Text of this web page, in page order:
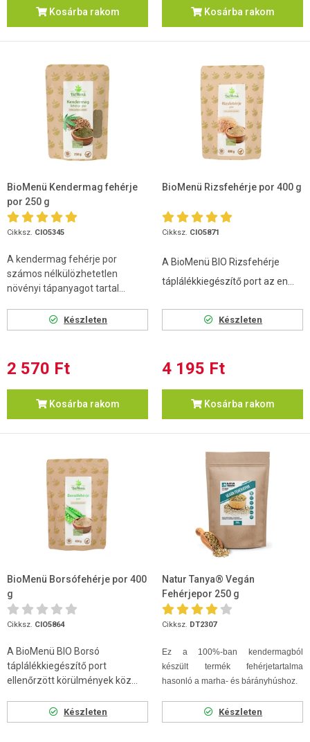
Kosárba rakom Kosárba rakom
BioMenü Kendermag fehérje
por 250 g
Cikksz. CIO5345
A kendermag fehérje por
számos nélkülözhetetlen
növényi tápanyagot tartal...
Készleten
2 570 Ft
Kosárba rakom
BioMenü Rizsfehérje por 400 g
Cikksz. CIO5871
A BioMenü BIO Rizsfehérje
táplálékkiegészítő port az en...
Készleten
4 195 Ft
Kosárba rakom
BioMenü Borsófehérje por 400
g
Cikksz. CIO5864
A BioMenü BIO Borsó
táplálékkiegészítő port
ellenőrzött körülmények köz...
Készleten
Natur Tanya® Vegán
Fehérjepor 250 g
Cikksz. DT2307
Ez a 100%-ban kendermagból
készült termék fehérjetartalma
hasonló a marha- és bárányhúshoz.
Készleten